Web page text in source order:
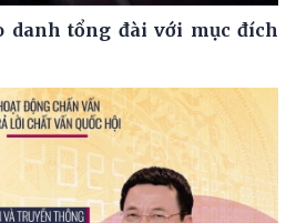
danh tổng đài với mục đích